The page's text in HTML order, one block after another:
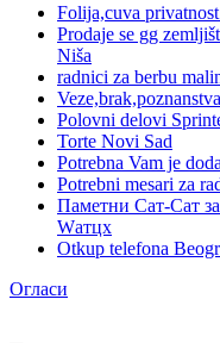
Folija,cuva
Prodaje se gg
Niša
radnici za berbu
Veze,brak,poznanstva
Polovni delovi
Torte Novi Sad
Potrebna Vam je
Potrebni mesari za
Паметни Сат-Сат
Wатцх
Otkup telefona
Огласи